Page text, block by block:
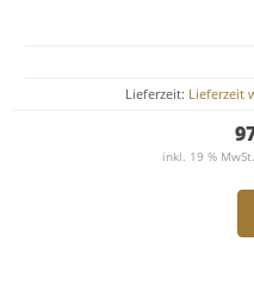
Lieferzeit: Lieferzeit
inkl. 19 %